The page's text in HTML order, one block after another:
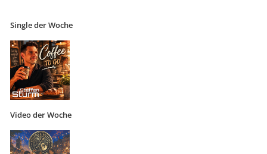
Single der Woche
Video der Woche